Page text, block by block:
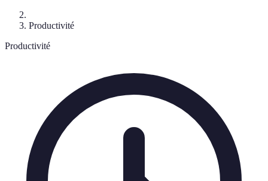
Productivité
Productivité